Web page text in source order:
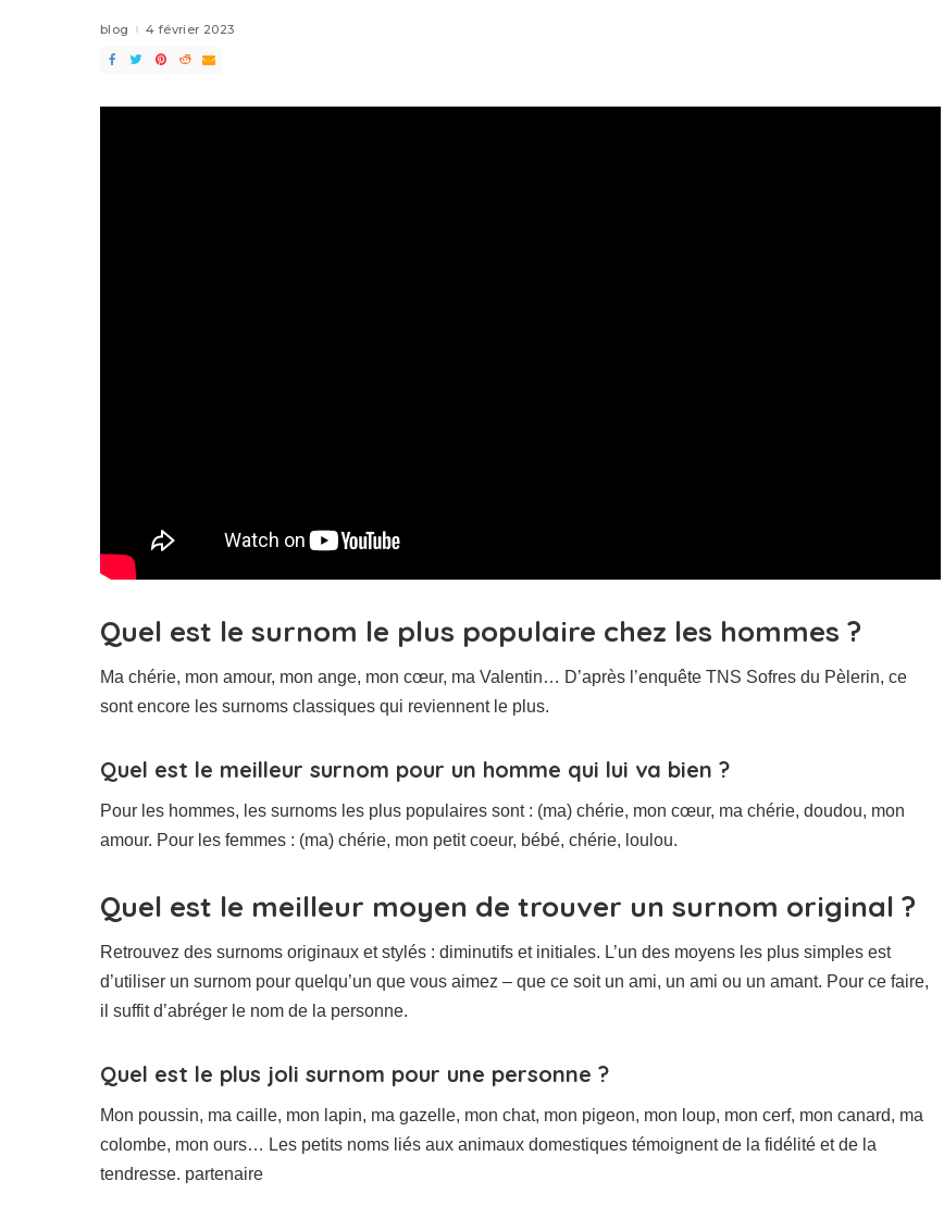
blog 4 février 2023
Quel est le surnom le plus populaire chez les hommes ?
Ma chérie, mon amour, mon ange, mon cœur, ma Valentin… D’après l’enquête TNS Sofres du Pèlerin, ce
sont encore les surnoms classiques qui reviennent le plus.
Quel est le meilleur surnom pour un homme qui lui va bien ?
Pour les hommes, les surnoms les plus populaires sont : (ma) chérie, mon cœur, ma chérie, doudou, mon
amour. Pour les femmes : (ma) chérie, mon petit coeur, bébé, chérie, loulou.
Quel est le meilleur moyen de trouver un surnom original ?
Retrouvez des surnoms originaux et stylés : diminutifs et initiales. L’un des moyens les plus simples est
d’utiliser un surnom pour quelqu’un que vous aimez – que ce soit un ami, un ami ou un amant. Pour ce faire,
il suffit d’abréger le nom de la personne.
Quel est le plus joli surnom pour une personne ?
Mon poussin, ma caille, mon lapin, ma gazelle, mon chat, mon pigeon, mon loup, mon cerf, mon canard, ma
colombe, mon ours… Les petits noms liés aux animaux domestiques témoignent de la fidélité et de la
tendresse. partenaire